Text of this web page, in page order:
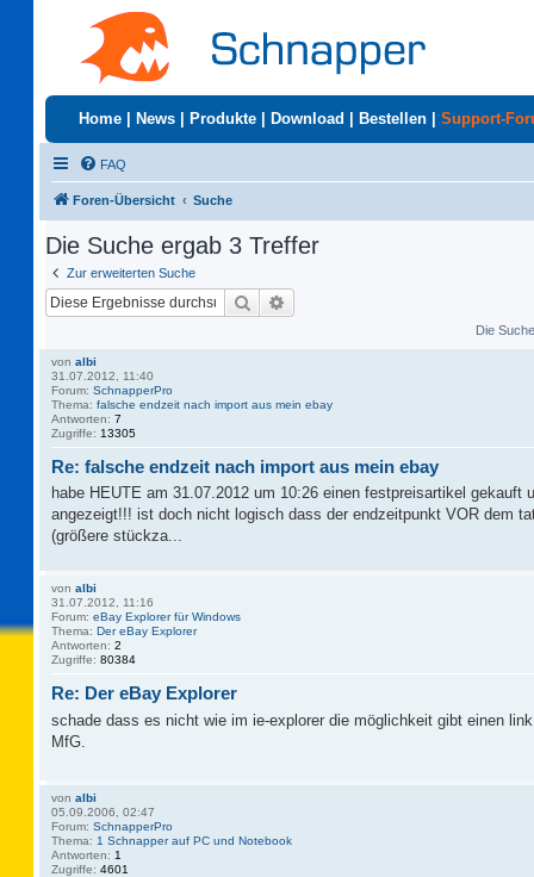
Home News Produkte Download Bestellen Support-
FAQ
Foren-Übersicht Suche
Die Suche ergab 3 Treffer
Zur erweiterten Suche
Suche
Die
von albi
31.07.2012, 11:40
Forum: SchnapperPro
Thema: falsche endzeit nach import aus mein ebay
Antworten: 7
Zugriffe: 13305
Re: falsche endzeit nach import aus mein ebay
habe HEUTE am 31.07.2012 um 10:26 einen festpreisartikel
angezeigt!!! ist doch nicht logisch dass der endzeitpunkt VOR dem
(größere stückza...
von albi
31.07.2012, 11:16
Forum: eBay Explorer für Windows
Thema: Der eBay Explorer
Antworten: 2
Zugriffe: 80384
Re: Der eBay Explorer
schade dass es nicht wie im ie-explorer die möglichkeit gibt einen
MfG.
von albi
05.09.2006, 02:47
Forum: SchnapperPro
Thema: 1 Schnapper auf PC und Notebook
Antworten: 1
Zugriffe: 4601